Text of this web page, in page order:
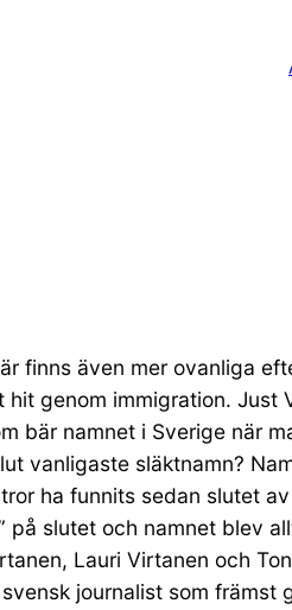
finns även mer ovanliga
genom immigration. Just
bär namnet i Sverige när
vanligaste släktnamn?
ha funnits sedan slutet
slutet och namnet blev
Lauri Virtanen och
journalist som främst